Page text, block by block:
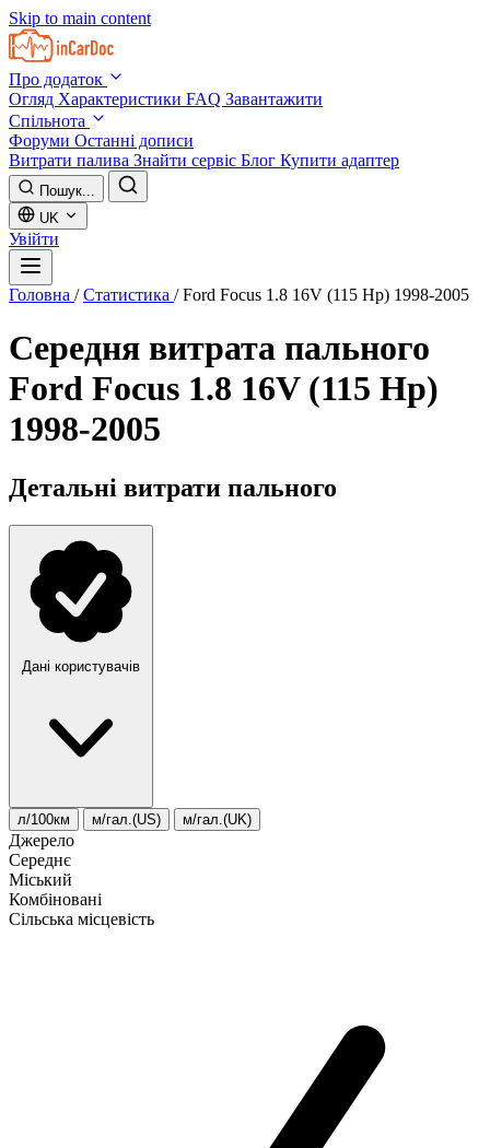
Skip to main content
Про додаток
Огляд Характеристики FAQ Завантажити
Спільнота
Форуми Останні дописи
Витрати палива Знайти сервіс Блог Купити адаптер
Пошук...
UK
Увійти
Головна / Статистика / Ford Focus 1.8 16V (115 Hp) 1998-2005
Середня витрата пального
Ford Focus 1.8 16V (115 Hp)
1998-2005
Детальні витрати пального
Дані користувачів
л/100км м/гал.(US) м/гал.(UK)
Джерело
Середнє
Міський
Комбіновані
Сільська місцевість